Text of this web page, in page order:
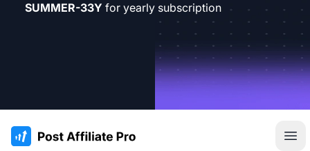
SUMMER-33Y for yearly subscription
:site.title